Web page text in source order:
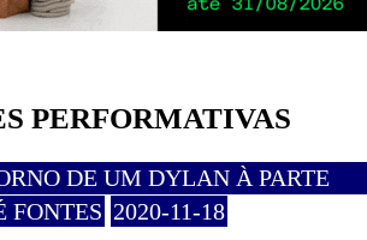
PERFORMATIVAS
DE UM DYLAN À PARTE
FONTES 2020-11-18